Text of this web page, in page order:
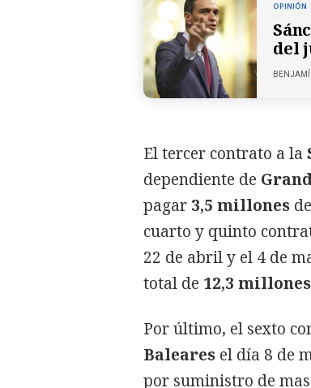
OPINIÓN
del
El tercer contrato a la
dependiente de
pagar 3,5 millones
cuarto y quinto
22 de abril y el 4 de
total de 12,3 millones
Por último, el sexto
Baleares el día 8 de
por suministro de